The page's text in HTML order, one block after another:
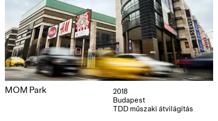
MOM Park
2018
Budapest
TDD műszaki átvilágítás